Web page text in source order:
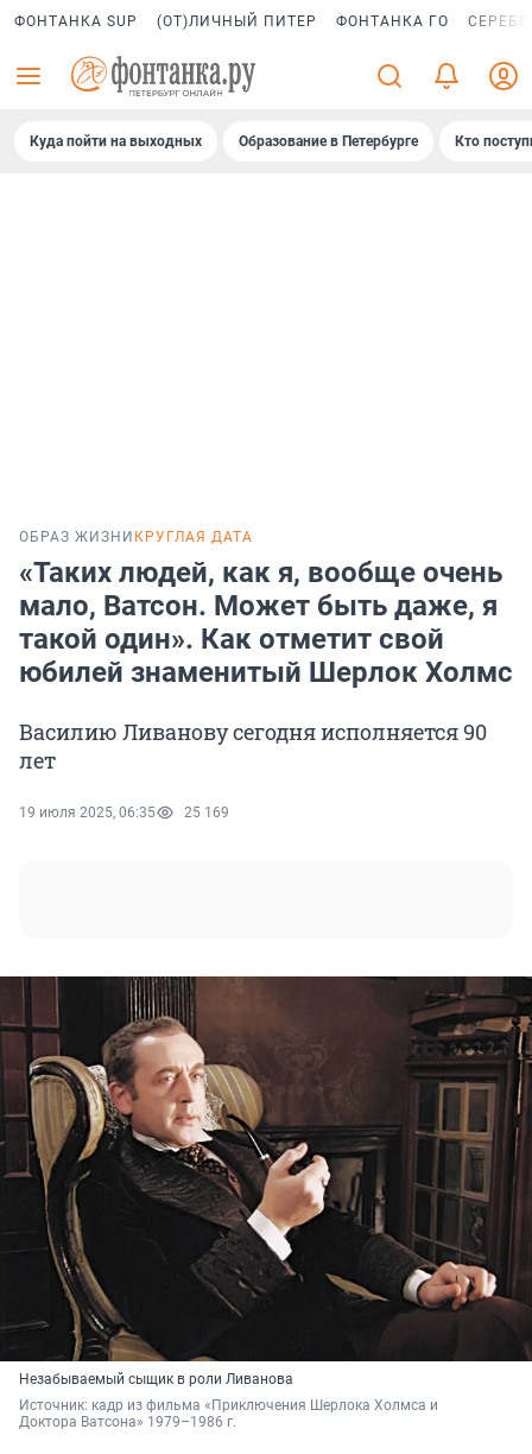
ФОНТАНКА SUP (ОТ)ЛИЧНЫЙ ПИТЕР ФОНТАНКА ГО
Куда пойти на выходных Образование в Петербурге Кто
ОБРАЗ ЖИЗНИ КРУГЛАЯ ДАТА
«Таких людей, как я, вообще очень
мало, Ватсон. Может быть даже, я
такой один». Как отметит свой
юбилей знаменитый Шерлок Холмс
Василию Ливанову сегодня исполняется 90
лет
19 июля 2025, 06:35 25 169
Незабываемый сыщик в роли Ливанова
Источник: кадр из фильма «Приключения Шерлока Холмса и
Доктора Ватсона» 1979–1986 г.